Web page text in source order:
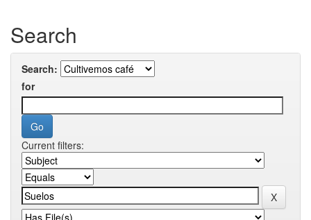
Search
Search:
for
Current filters: